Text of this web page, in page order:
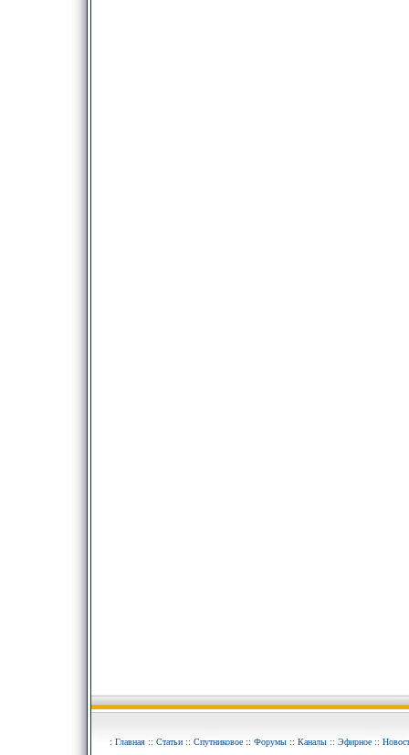
: Главная :: Статьи :: Спутниковое :: Форумы :: Каналы :: Эфирное ::